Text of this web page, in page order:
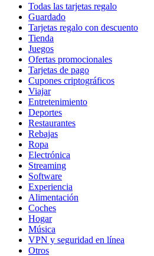
Todas las tarjetas regalo
Guardado
Tarjetas regalo con descuento
Tienda
Juegos
Ofertas promocionales
Tarjetas de pago
Cupones criptográficos
Viajar
Entretenimiento
Deportes
Restaurantes
Rebajas
Ropa
Electrónica
Streaming
Software
Experiencia
Alimentación
Coches
Hogar
Música
VPN y seguridad en línea
Otros